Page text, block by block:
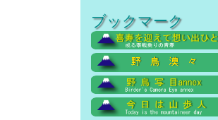
ブックマーク